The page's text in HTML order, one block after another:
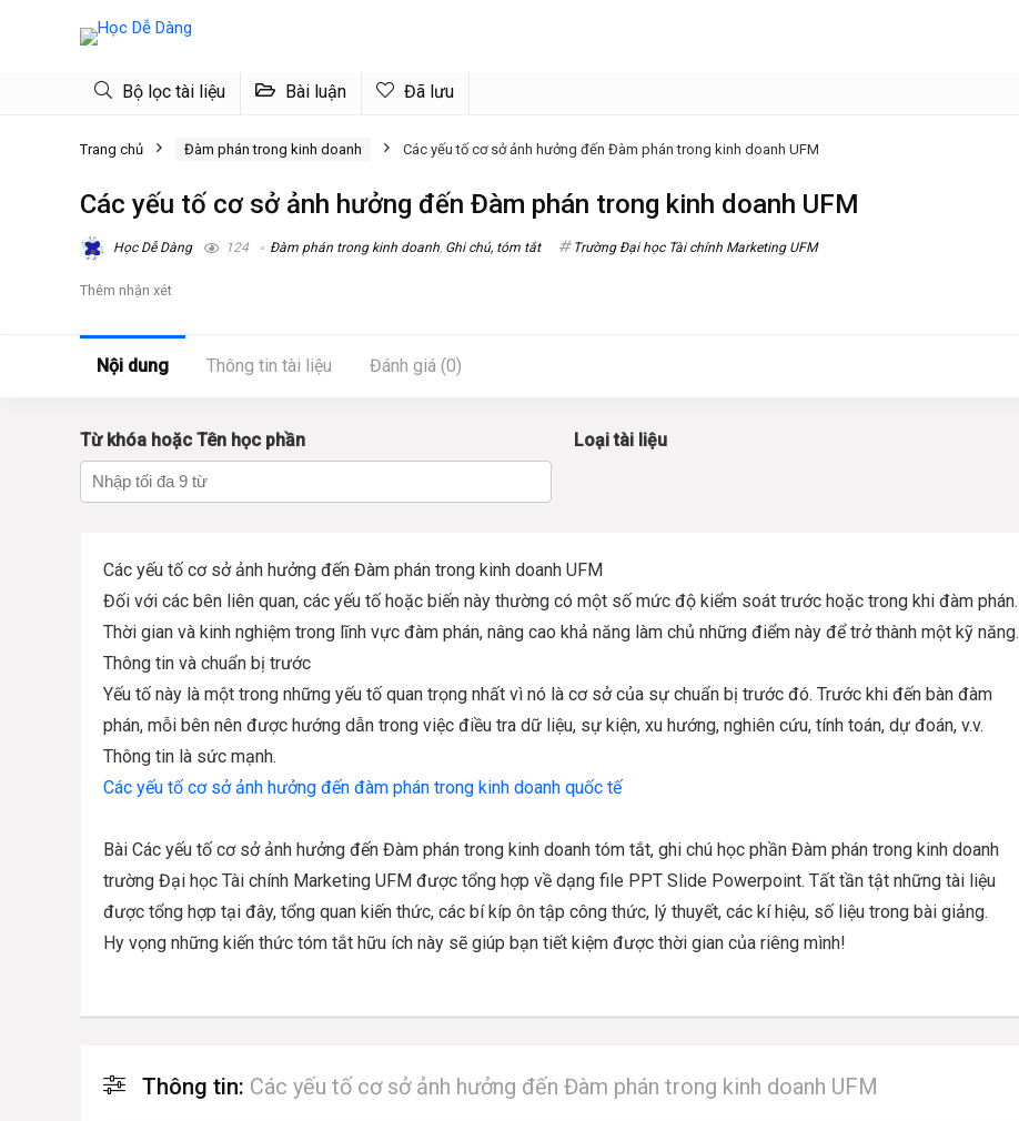
Bộ lọc tài liệu Bài luận Đã lưu
Trang chủ Đàm phán trong kinh doanh Các yếu tố cơ sở ảnh hưởng đến Đàm phán trong kinh doanh UFM
Các yếu tố cơ sở ảnh hưởng đến Đàm phán trong kinh doanh UFM
Học Dễ Dàng 124 Đàm phán trong kinh doanh, Ghi chú, tóm tắt Trường Đại học Tài chính Marketing UFM
Thêm nhận xét
Nội dung Thông tin tài liệu Đánh giá (0)
Từ khóa hoặc Tên học phần Loại tài liệu
Các yếu tố cơ sở ảnh hưởng đến Đàm phán trong kinh doanh UFM
Đối với các bên liên quan, các yếu tố hoặc biến này thường có một số mức độ kiểm soát trước hoặc trong khi đàm phán.
Thời gian và kinh nghiệm trong lĩnh vực đàm phán, nâng cao khả năng làm chủ những điểm này để trở thành một kỹ năng.
Thông tin và chuẩn bị trước
Yếu tố này là một trong những yếu tố quan trọng nhất vì nó là cơ sở của sự chuẩn bị trước đó. Trước khi đến bàn đàm
phán, mỗi bên nên được hướng dẫn trong việc điều tra dữ liệu, sự kiện, xu hướng, nghiên cứu, tính toán, dự đoán, v.v.
Thông tin là sức mạnh.
Các yếu tố cơ sở ảnh hưởng đến đàm phán trong kinh doanh quốc tế
Bài Các yếu tố cơ sở ảnh hưởng đến Đàm phán trong kinh doanh tóm tắt, ghi chú học phần Đàm phán trong kinh doanh
trường Đại học Tài chính Marketing UFM được tổng hợp về dạng file PPT Slide Powerpoint. Tất tần tật những tài liệu
được tổng hợp tại đây, tổng quan kiến thức, các bí kíp ôn tập công thức, lý thuyết, các kí hiệu, số liệu trong bài giảng.
Hy vọng những kiến thức tóm tắt hữu ích này sẽ giúp bạn tiết kiệm được thời gian của riêng mình!
Thông tin: Các yếu tố cơ sở ảnh hưởng đến Đàm phán trong kinh doanh UFM